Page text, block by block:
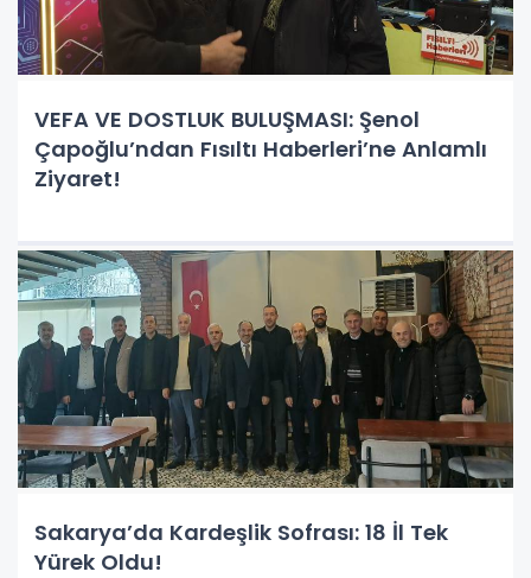
VEFA VE DOSTLUK BULUŞMASI: Şenol
Çapoğlu’ndan Fısıltı Haberleri’ne Anlamlı
Ziyaret!
Sakarya’da Kardeşlik Sofrası: 18 İl Tek
Yürek Oldu!